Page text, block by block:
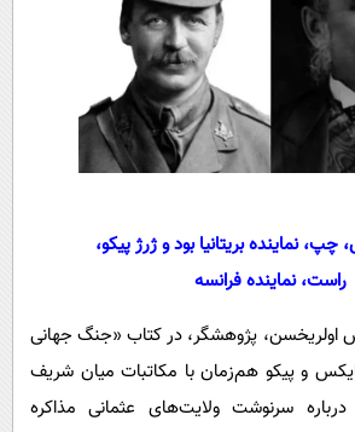
نماینده بریتانیا بود و ژرژ پیکو،
راست، نماینده فرانسه
اولریخسن، پژوهشگر، در کتاب «جنگ جهانی
و پیکو هم‌زمان با مکاتبات میان شریف
سرنوشت ولایت‌های عثمانی مذاکره